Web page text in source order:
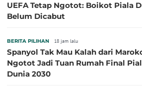
UEFA Tetap Ngotot: Boikot Piala
Belum Dicabut
BERITA PILIHAN 18 jam lalu
Spanyol Tak Mau Kalah dari
Ngotot Jadi Tuan Rumah Final
Dunia 2030